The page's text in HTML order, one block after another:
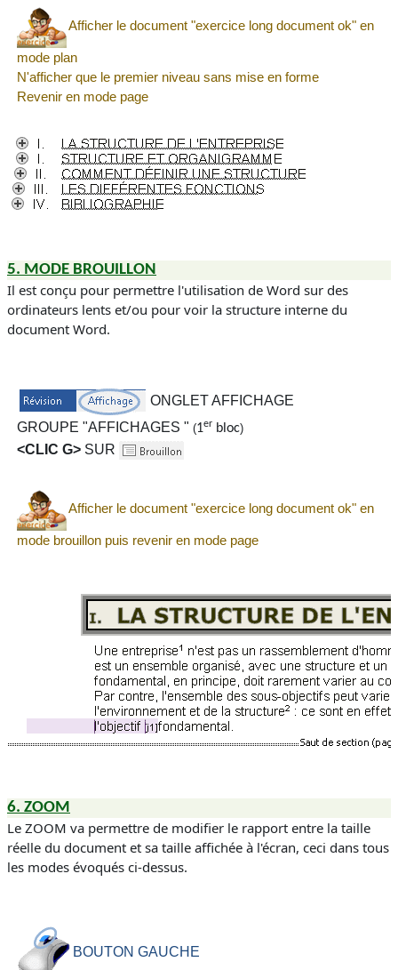
Afficher le document "exercice long document ok" en
mode plan
N'afficher que le premier niveau sans mise en forme
Revenir en mode page
5. MODE BROUILLON
Il est conçu pour permettre l'utilisation de Word sur des
ordinateurs lents et/ou pour voir la structure interne du
document Word.
ONGLET AFFICHAGE
GROUPE "AFFICHAGES " (1er bloc)
<CLIC G> SUR
Afficher le document "exercice long document ok" en
mode brouillon puis revenir en mode page
6. ZOOM
Le ZOOM va permettre de modifier le rapport entre la taille
réelle du document et sa taille affichée à l'écran, ceci dans tous
les modes évoqués ci-dessus.
BOUTON GAUCHE